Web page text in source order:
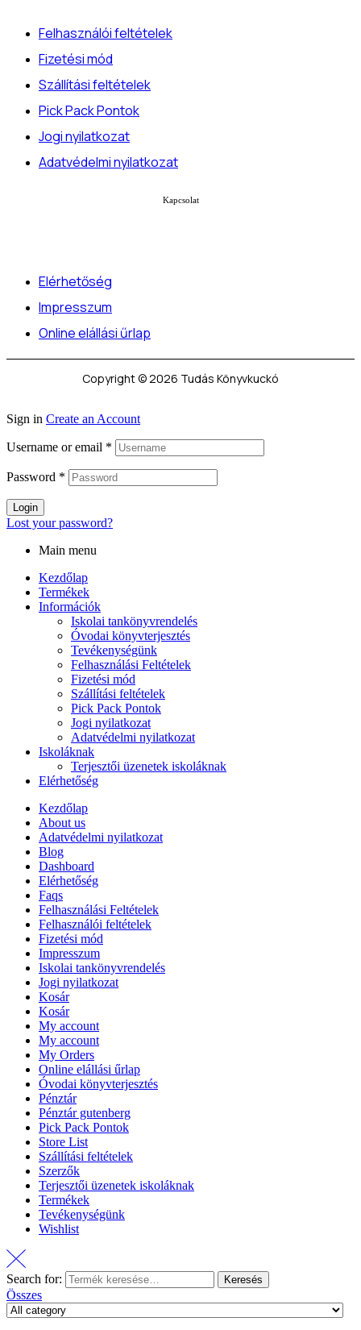
Felhasználói feltételek
Fizetési mód
Szállítási feltételek
Pick Pack Pontok
Jogi nyilatkozat
Adatvédelmi nyilatkozat
Kapcsolat
Elérhetőség
Impresszum
Online elállási űrlap
Copyright © 2026 Tudás Könyvkuckó
Sign in Create an Account
Username or email *
Password *
Login
Lost your password?
Main menu
Kezdőlap
Termékek
Információk
Iskolai tankönyvrendelés
Óvodai könyvterjesztés
Tevékenységünk
Felhasználási Feltételek
Fizetési mód
Szállítási feltételek
Pick Pack Pontok
Jogi nyilatkozat
Adatvédelmi nyilatkozat
Iskoláknak
Terjesztői üzenetek iskoláknak
Elérhetőség
Kezdőlap
About us
Adatvédelmi nyilatkozat
Blog
Dashboard
Elérhetőség
Faqs
Felhasználási Feltételek
Felhasználói feltételek
Fizetési mód
Impresszum
Iskolai tankönyvrendelés
Jogi nyilatkozat
Kosár
Kosár
My account
My account
My Orders
Online elállási űrlap
Óvodai könyvterjesztés
Pénztár
Pénztár gutenberg
Pick Pack Pontok
Store List
Szállítási feltételek
Szerzők
Terjesztői üzenetek iskoláknak
Termékek
Tevékenységünk
Wishlist
Search for: Keresés
Összes